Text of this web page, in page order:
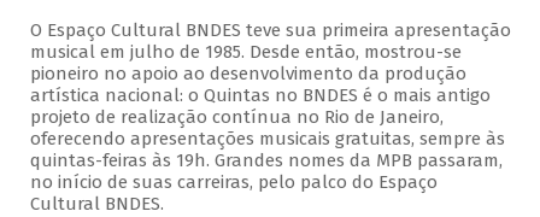
O Espaço Cultural BNDES teve sua primeira apresentação
musical em julho de 1985. Desde então, mostrou-se
pioneiro no apoio ao desenvolvimento da produção
artística nacional: o Quintas no BNDES é o mais antigo
projeto de realização contínua no Rio de Janeiro,
oferecendo apresentações musicais gratuitas, sempre às
quintas-feiras às 19h. Grandes nomes da MPB passaram,
no início de suas carreiras, pelo palco do Espaço
Cultural BNDES.